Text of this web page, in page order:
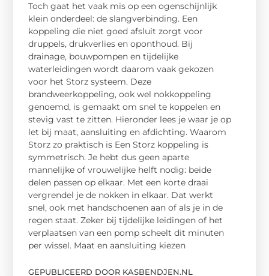
Toch gaat het vaak mis op een ogenschijnlijk
klein onderdeel: de slangverbinding. Een
koppeling die niet goed afsluit zorgt voor
druppels, drukverlies en oponthoud. Bij
drainage, bouwpompen en tijdelijke
waterleidingen wordt daarom vaak gekozen
voor het Storz systeem. Deze
brandweerkoppeling, ook wel nokkoppeling
genoemd, is gemaakt om snel te koppelen en
stevig vast te zitten. Hieronder lees je waar je op
let bij maat, aansluiting en afdichting. Waarom
Storz zo praktisch is Een Storz koppeling is
symmetrisch. Je hebt dus geen aparte
mannelijke of vrouwelijke helft nodig: beide
delen passen op elkaar. Met een korte draai
vergrendel je de nokken in elkaar. Dat werkt
snel, ook met handschoenen aan of als je in de
regen staat. Zeker bij tijdelijke leidingen of het
verplaatsen van een pomp scheelt dit minuten
per wissel. Maat en aansluiting kiezen
GEPUBLICEERD DOOR KASBENDJEN.NL